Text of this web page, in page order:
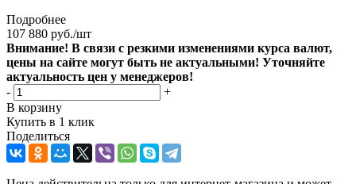
Подробнее
107 880 руб./шт
Внимание! В связи с резкими изменениями курса валют,
цены на сайте могут быть не актуальными! Уточняйте
актуальность цен у менеджеров!
-
+
В корзину
Купить в 1 клик
Поделиться